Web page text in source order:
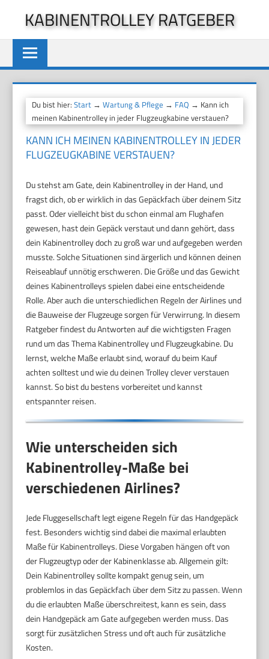
springen
KABINENTROLLEY RATGEBER
Du bist hier:Start →Wartung & Pflege → FAQ → Kann ich
meinen Kabinentrolley in jeder Flugzeugkabine verstauen?
KANN ICH MEINEN KABINENTROLLEY IN JEDER
FLUGZEUGKABINE VERSTAUEN?
Du stehst am Gate, dein Kabinentrolley in der Hand, und
fragst dich, ob er wirklich in das Gepäckfach über deinem Sitz
passt. Oder vielleicht bist du schon einmal am Flughafen
gewesen, hast dein Gepäck verstaut und dann gehört, dass
dein Kabinentrolley doch zu groß war und aufgegeben werden
musste. Solche Situationen sind ärgerlich und können deinen
Reiseablauf unnötig erschweren. Die Größe und das Gewicht
deines Kabinentrolleys spielen dabei eine entscheidende
Rolle. Aber auch die unterschiedlichen Regeln der Airlines und
die Bauweise der Flugzeuge sorgen für Verwirrung. In diesem
Ratgeber findest du Antworten auf die wichtigsten Fragen
rund um das Thema Kabinentrolley und Flugzeugkabine. Du
lernst, welche Maße erlaubt sind, worauf du beim Kauf
achten solltest und wie du deinen Trolley clever verstauen
kannst. So bist du bestens vorbereitet und kannst
entspannter reisen.
Wie unterscheiden sich
Kabinentrolley-Maße bei
verschiedenen Airlines?
Jede Fluggesellschaft legt eigene Regeln für das Handgepäck
fest. Besonders wichtig sind dabei die maximal erlaubten
Maße für Kabinentrolleys. Diese Vorgaben hängen oft von
der Flugzeugtyp oder der Kabinenklasse ab. Allgemein gilt:
Dein Kabinentrolley sollte kompakt genug sein, um
problemlos in das Gepäckfach über dem Sitz zu passen. Wenn
du die erlaubten Maße überschreitest, kann es sein, dass
dein Handgepäck am Gate aufgegeben werden muss. Das
sorgt für zusätzlichen Stress und oft auch für zusätzliche
Kosten.